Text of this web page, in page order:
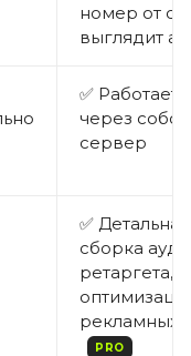
номер от
выглядит
✅ Работает
через
сервер
✅
сборка
ретаргета,
рекламных
PRO